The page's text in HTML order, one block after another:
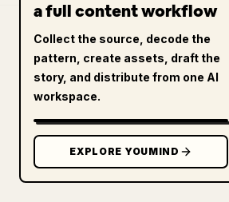
a full content workflow
Collect the source, decode the
pattern, create assets, draft the
story, and distribute from one AI
workspace.
EXPLORE YOUMIND